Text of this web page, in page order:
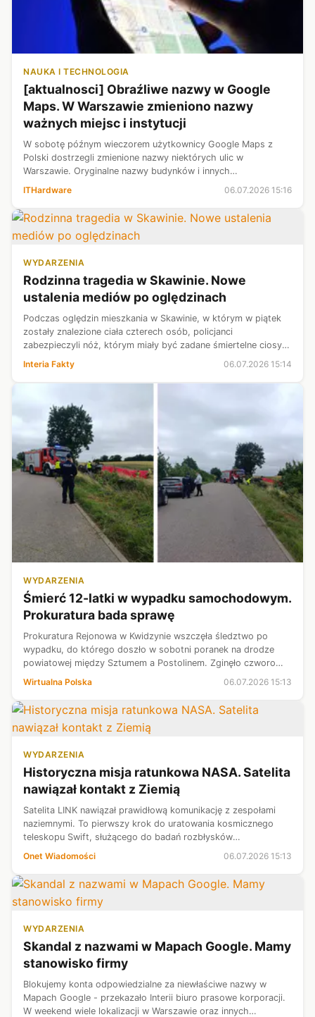
NAUKA I TECHNOLOGIA
[aktualnosci] Obraźliwe nazwy w Google
Maps. W Warszawie zmieniono nazwy
ważnych miejsc i instytucji
W sobotę późnym wieczorem użytkownicy Google Maps z
Polski dostrzegli zmienione nazwy niektórych ulic w
Warszawie. Oryginalne nazwy budynków i innych
przyczyn zastąpione obraźliwymi oraz pro...
ITHardware 06.07.2026 15:16
WYDARZENIA
Rodzinna tragedia w Skawinie. Nowe
ustalenia mediów po oględzinach
Podczas oględzin mieszkania w Skawinie, w którym w piątek
zostały znalezione ciała czterech osób, policjanci
zabezpieczyli nóż, którym miały być zadane śmiertelne ciosy -
sprawie tego, co ...
Interia Fakty 06.07.2026 15:14
WYDARZENIA
Śmierć 12-latki w wypadku samochodowym.
Prokuratura bada sprawę
Prokuratura Rejonowa w Kwidzynie wszczęła śledztwo po
wypadku, do którego doszło w sobotni poranek na drodze
powiatowej między Sztumem a Postolinem. Zginęło czworo
obrażeniami ciała trafił do szp...
Wirtualna Polska 06.07.2026 15:13
WYDARZENIA
Historyczna misja ratunkowa NASA. Satelita
nawiązał kontakt z Ziemią
Satelita LINK nawiązał prawidłową komunikację z zespołami
naziemnymi. To pierwszy krok do uratowania kosmicznego
teleskopu Swift, służącego do badań rozbłysków
promieniowania gamma.
Onet Wiadomości 06.07.2026 15:13
WYDARZENIA
Skandal z nazwami w Mapach Google. Mamy
stanowisko firmy
Blokujemy konta odpowiedzialne za niewłaściwe nazwy w
Mapach Google - przekazało Interii biuro prasowe korporacji.
W weekend wiele lokalizacji w Warszawie oraz innych